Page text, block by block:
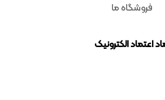
فروشگاه ما
اعتماد الکترونیک